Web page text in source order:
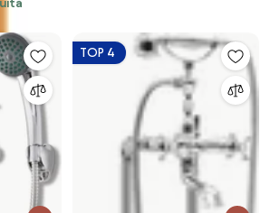
TOP 4